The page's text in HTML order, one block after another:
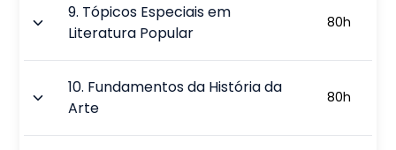
9. Tópicos Especiais em
Literatura Popular
80h
10. Fundamentos da História da
Arte
80h